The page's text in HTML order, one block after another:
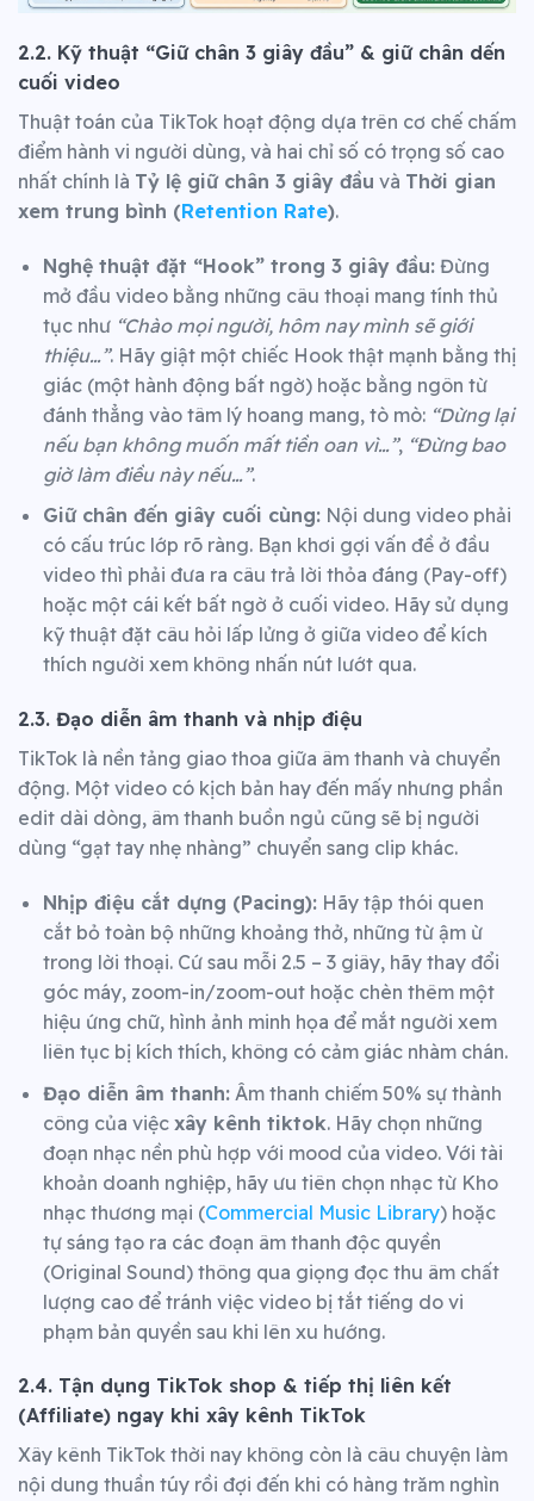
2.2. Kỹ thuật “Giữ chân 3 giây đầu” & giữ chân dến
cuối video
Thuật toán của TikTok hoạt động dựa trên cơ chế chấm
điểm hành vi người dùng, và hai chỉ số có trọng số cao
nhất chính là Tỷ lệ giữ chân 3 giây đầu và Thời gian
xem trung bình (Retention Rate).
Nghệ thuật đặt “Hook” trong 3 giây đầu:Đừng
mở đầu video bằng những câu thoại mang tính thủ
tục như “Chào mọi người, hôm nay mình sẽ giới
thiệu…”. Hãy giật một chiếc Hook thật mạnh bằng thị
giác (một hành động bất ngờ) hoặc bằng ngôn từ
đánh thẳng vào tâm lý hoang mang, tò mò: “Dừng lại
nếu bạn không muốn mất tiền oan vì…”, “Đừng bao
giờ làm điều này nếu…”.
Giữ chân đến giây cuối cùng:Nội dung video phải
có cấu trúc lớp rõ ràng. Bạn khơi gợi vấn đề ở đầu
video thì phải đưa ra câu trả lời thỏa đáng (Pay-off)
hoặc một cái kết bất ngờ ở cuối video. Hãy sử dụng
kỹ thuật đặt câu hỏi lấp lửng ở giữa video để kích
thích người xem không nhấn nút lướt qua.
2.3. Đạo diễn âm thanh và nhịp điệu
TikTok là nền tảng giao thoa giữa âm thanh và chuyển
động. Một video có kịch bản hay đến mấy nhưng phần
edit dài dòng, âm thanh buồn ngủ cũng sẽ bị người
dùng “gạt tay nhẹ nhàng” chuyển sang clip khác.
Nhịp điệu cắt dựng (Pacing):Hãy tập thói quen
cắt bỏ toàn bộ những khoảng thở, những từ ậm ừ
trong lời thoại. Cứ sau mỗi 2.5 – 3 giây, hãy thay đổi
góc máy, zoom-in/zoom-out hoặc chèn thêm một
hiệu ứng chữ, hình ảnh minh họa để mắt người xem
liên tục bị kích thích, không có cảm giác nhàm chán.
Đạo diễn âm thanh:Âm thanh chiếm 50% sự thành
công của việc xây kênh tiktok. Hãy chọn những
đoạn nhạc nền phù hợp với mood của video. Với tài
khoản doanh nghiệp, hãy ưu tiên chọn nhạc từ Kho
nhạc thương mại (Commercial Music Library) hoặc
tự sáng tạo ra các đoạn âm thanh độc quyền
(Original Sound) thông qua giọng đọc thu âm chất
lượng cao để tránh việc video bị tắt tiếng do vi
phạm bản quyền sau khi lên xu hướng.
2.4. Tận dụng TikTok shop & tiếp thị liên kết
(Affiliate) ngay khi xây kênh TikTok
Xây kênh TikTok thời nay không còn là câu chuyện làm
nội dung thuần túy rồi đợi đến khi có hàng trăm nghìn